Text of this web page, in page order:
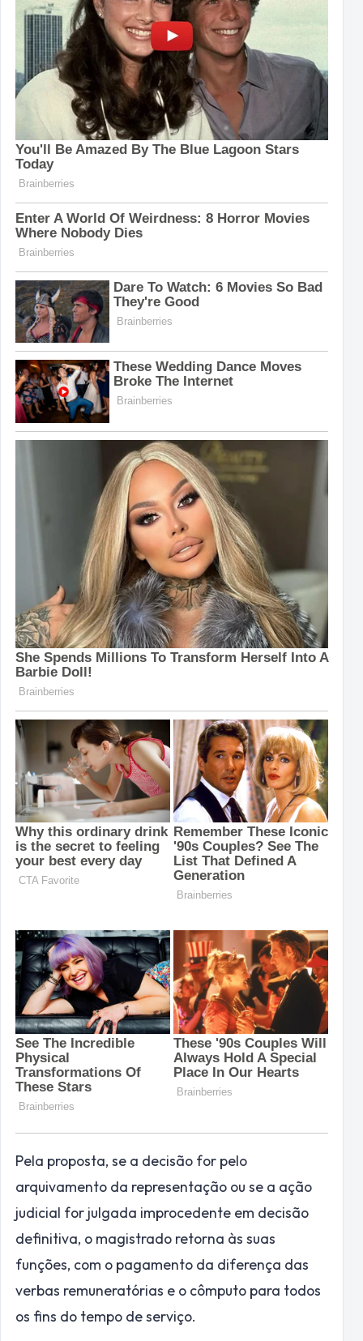
Pela proposta, se a decisão for pelo
arquivamento da representação ou se a ação
judicial for julgada improcedente em decisão
definitiva, o magistrado retorna às suas
funções, com o pagamento da diferença das
verbas remuneratórias e o cômputo para todos
os fins do tempo de serviço.